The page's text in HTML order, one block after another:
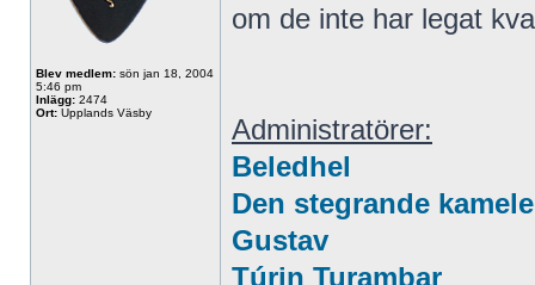
Blev medlem: sön jan 18, 2004
5:46 pm
Inlägg: 2474
Ort: Upplands Väsby
om de inte har legat
Administratörer:
Beledhel
Den stegrande
Gustav
Túrin Turambar